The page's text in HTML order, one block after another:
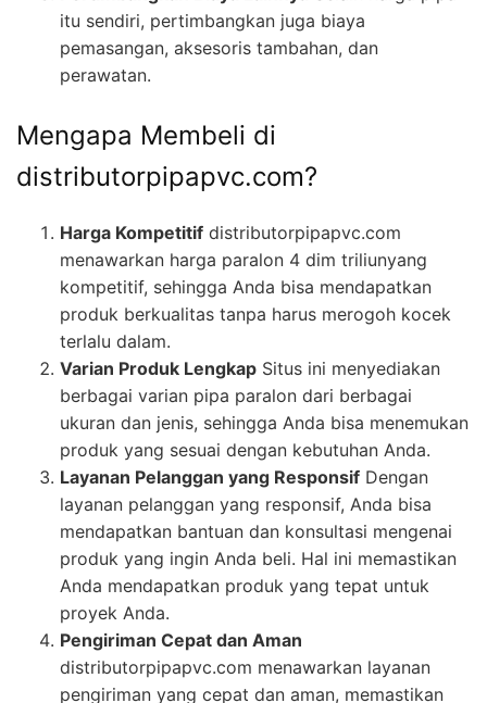
itu sendiri, pertimbangkan juga biaya
pemasangan, aksesoris tambahan, dan
perawatan.
Mengapa Membeli di
distributorpipapvc.com?
Harga Kompetitif distributorpipapvc.com
menawarkan harga paralon 4 dim triliunyang
kompetitif, sehingga Anda bisa mendapatkan
produk berkualitas tanpa harus merogoh kocek
terlalu dalam.
Varian Produk Lengkap Situs ini menyediakan
berbagai varian pipa paralon dari berbagai
ukuran dan jenis, sehingga Anda bisa menemukan
produk yang sesuai dengan kebutuhan Anda.
Layanan Pelanggan yang Responsif Dengan
layanan pelanggan yang responsif, Anda bisa
mendapatkan bantuan dan konsultasi mengenai
produk yang ingin Anda beli. Hal ini memastikan
Anda mendapatkan produk yang tepat untuk
proyek Anda.
Pengiriman Cepat dan Aman
distributorpipapvc.com menawarkan layanan
pengiriman yang cepat dan aman, memastikan